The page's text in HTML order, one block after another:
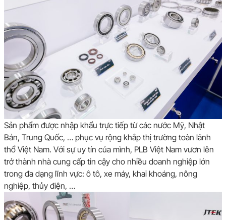
Sản phẩm được nhập khẩu trực tiếp từ các nước Mỹ, Nhật
Bản, Trung Quốc, … phục vụ rộng khắp thị trường toàn lãnh
thổ Việt Nam. Với sự uy tín của mình, PLB Việt Nam vươn lên
trở thành nhà cung cấp tin cậy cho nhiều doanh nghiệp lớn
trong đa dạng lĩnh vực: ô tô, xe máy, khai khoáng, nông
nghiệp, thủy điện, …